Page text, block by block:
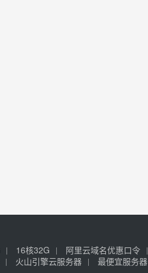
16核32G 阿里云域名优惠口令
火山引擎云服务器 最便宜服务器